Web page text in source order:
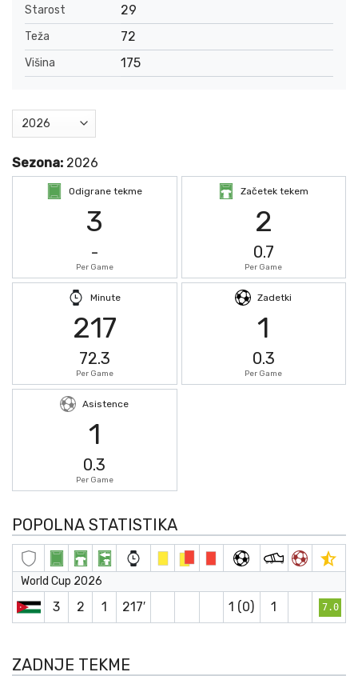
Starost 29
Teža 72
Višina 175
Sezona: 2026
Odigrane tekme
3
-
Per Game
Začetek tekem
2
0.7
Per Game
Minute
217
72.3
Per Game
Zadetki
1
0.3
Per Game
Asistence
1
0.3
Per Game
POPOLNA STATISTIKA
World Cup 2026
3 2 1 217′ 1 (0) 1 7.0
ZADNJE TEKME